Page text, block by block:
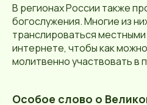
В регионах России также
богослужения. Многие из
транслироваться
интернете, чтобы как
молитвенно участвовать в
Особое слово о